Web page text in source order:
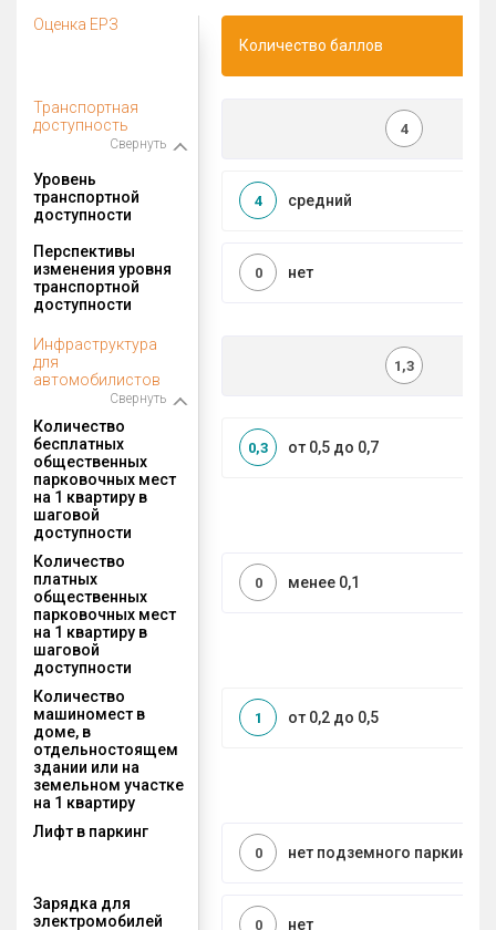
Оценка ЕРЗ
Количество баллов
Транспортная
доступность
Свернуть
4
Уровень
транспортной
доступности
средний
4
Перспективы
изменения уровня
транспортной
доступности
нет
0
Инфраструктура
для
автомобилистов
Свернуть
1,3
Количество
бесплатных
общественных
парковочных мест
на 1 квартиру в
шаговой
доступности
от 0,5 до 0,7
0,3
Количество
платных
общественных
парковочных мест
на 1 квартиру в
шаговой
доступности
менее 0,1
0
Количество
машиномест в
доме, в
отдельностоящем
здании или на
земельном участке
на 1 квартиру
от 0,2 до 0,5
1
Лифт в паркинг
нет подземного паркинга
0
Зарядка для
электромобилей
нет
0